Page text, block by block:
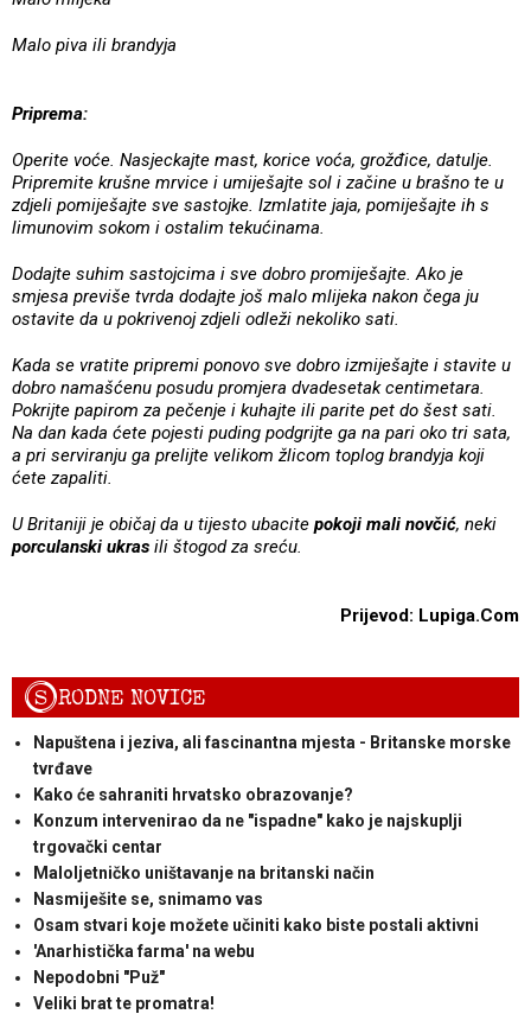
Malo piva ili brandyja
Priprema:
Operite voće. Nasjeckajte mast, korice voća, grožđice, datulje.
Pripremite krušne mrvice i umiješajte sol i začine u brašno te u
zdjeli pomiješajte sve sastojke. Izmlatite jaja, pomiješajte ih s
limunovim sokom i ostalim tekućinama.
Dodajte suhim sastojcima i sve dobro promiješajte. Ako je
smjesa previše tvrda dodajte još malo mlijeka nakon čega ju
ostavite da u pokrivenoj zdjeli odleži nekoliko sati.
Kada se vratite pripremi ponovo sve dobro izmiješajte i stavite u
dobro namašćenu posudu promjera dvadesetak centimetara.
Pokrijte papirom za pečenje i kuhajte ili parite pet do šest sati.
Na dan kada ćete pojesti puding podgrijte ga na pari oko tri sata,
a pri serviranju ga prelijte velikom žlicom toplog brandyja koji
ćete zapaliti.
U Britaniji je običaj da u tijesto ubacite pokoji mali novčić, neki
porculanski ukras ili štogod za sreću.
Prijevod: Lupiga.Com
SRODNE NOVICE
Napuštena i jeziva, ali fascinantna mjesta - Britanske morske
tvrđave
Kako će sahraniti hrvatsko obrazovanje?
Konzum intervenirao da ne "ispadne" kako je najskuplji
trgovački centar
Maloljetničko uništavanje na britanski način
Nasmiješite se, snimamo vas
Osam stvari koje možete učiniti kako biste postali aktivni
'Anarhistička farma' na webu
Nepodobni "Puž"
Veliki brat te promatra!